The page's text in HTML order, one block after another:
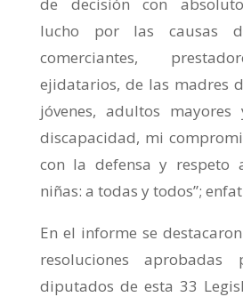
lucho por las causas
comerciantes,
ejidatarios, de las madres
jóvenes, adultos mayores
discapacidad, mi
con la defensa y respeto
niñas: a todas y todos”;
En el informe se
resoluciones
diputados de esta 33